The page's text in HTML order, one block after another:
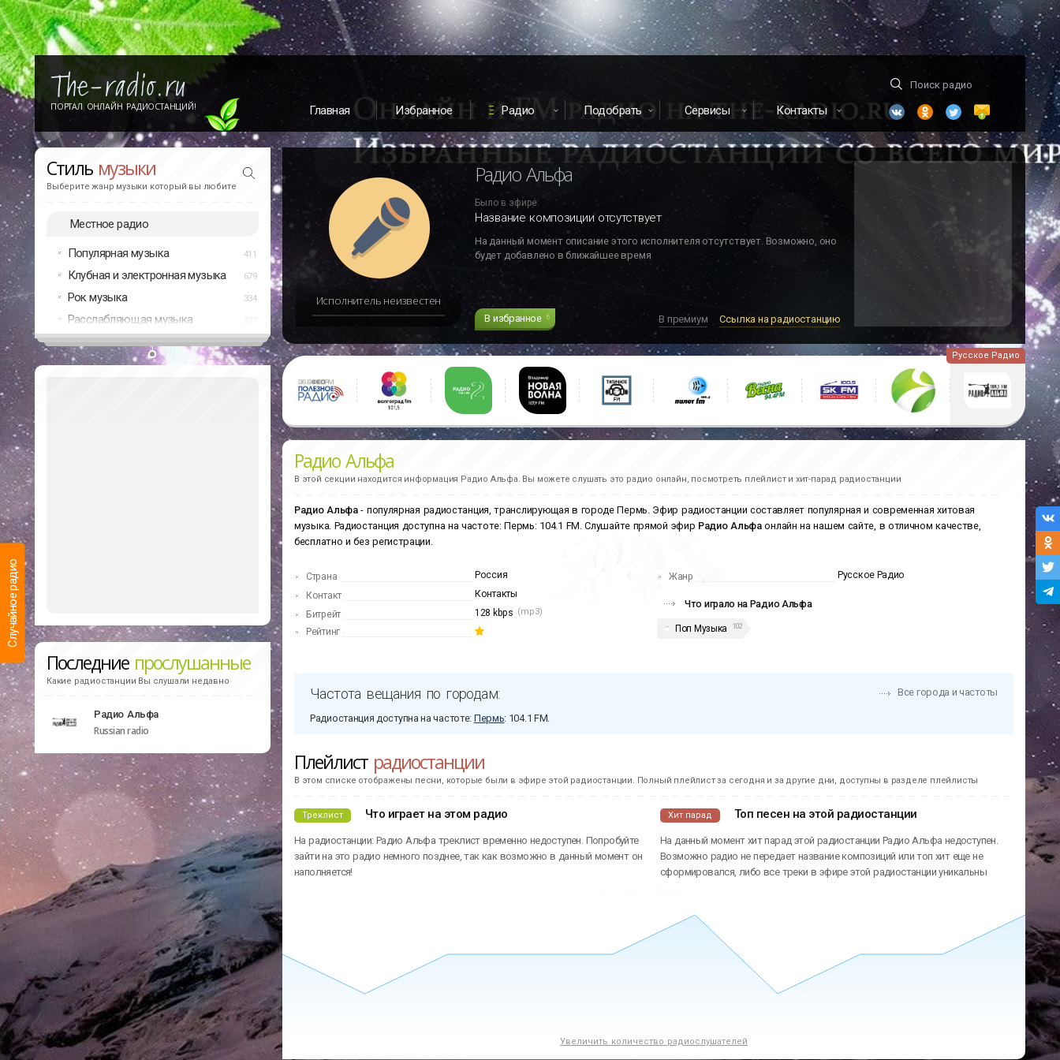
Случайное радио
ПОРТАЛ ОНЛАЙН РАДИОСТАНЦИЙ! Главная Избранное Радио Подобрать Сервисы Контакты
Стиль музыки
Выберите жанр музыки который вы любите
Местное радио
Популярная музыка 411
Клубная и электронная музыка 679
Рок музыка 334
Расслабляющая музыка
Последние прослушанные
Какие радиостанции Вы слушали недавно
Радио Альфа
Russian radio
Исполнитель неизвестен
Радио Альфа
Было в эфире:
Название композиции отсутствует
На данный момент описание этого исполнителя отсутствует. Возможно, оно
будет добавлено в ближайшее время
В избранное 6 В премиум Ссылка на радиостанцию
Русское Радио
Радио Альфа
В этой секции находится информация Радио Альфа. Вы можете слушать это радио онлайн, посмотреть плейлист и хит-парад радиостанции
Радио Альфа- популярная радиостанция, транслирующая в городе Пермь. Эфир радиостанции составляет популярная и современная хитовая
музыка. Радиостанция доступна на частоте: Пермь: 104.1 FM. Слушайте прямой эфир Радио Альфаонлайн на нашем сайте, в отличном качестве,
бесплатно и без регистрации.
Страна
Россия
Контакт
Контакты
Битрейт
128 kbps (mp3)
Рейтинг
Жанр Русское Радио
Что играло на Радио Альфа
Поп Музыка 102
Частота вещания по городам: Все города и частоты
Радиостанция доступна на частоте: Пермь: 104.1 FM.
Плейлист радиостанции
В этом списке отображены песни, которые были в эфире этой радиостанции. Полный плейлист за сегодня и за другие дни, доступны в разделе плейлисты
Треклист Что играет на этом радио
На радиостанции: Радио Альфа треклист временно недоступен. Попробуйте
зайти на это радио немного позднее, так как возможно в данный момент он
наполняется!
Хит парад Топ песен на этой радиостанции
На данный момент хит парад этой радиостанции Радио Альфа недоступен.
Возможно радио не передает название композиций или топ хит еще не
сформировался, либо все треки в эфире этой радиостанции уникальны
Увеличить количество радиослушателей